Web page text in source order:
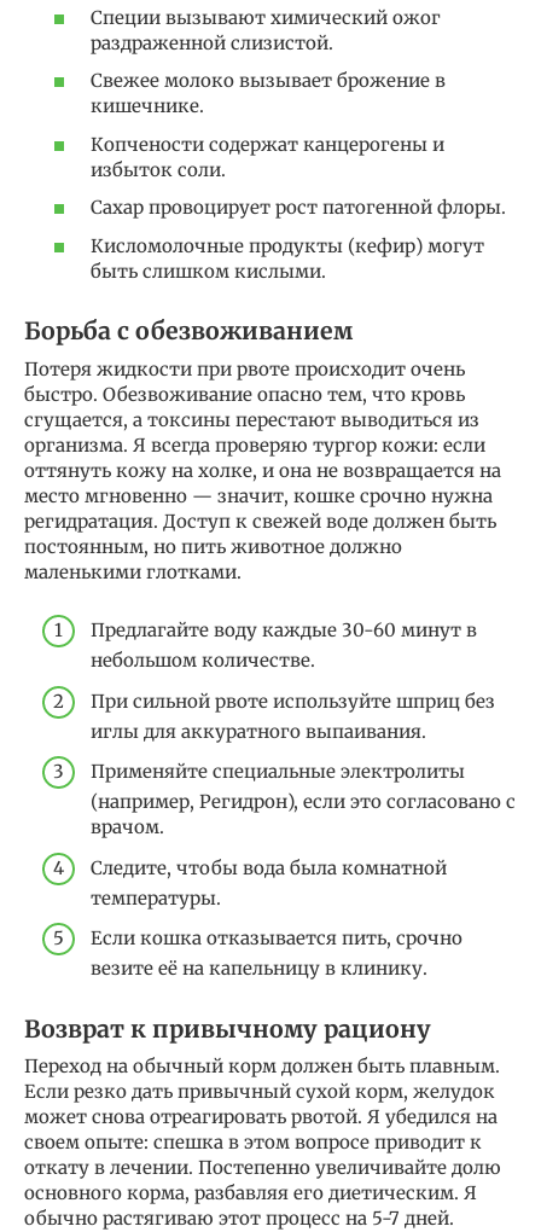
Специи вызывают химический ожог
раздраженной слизистой.
Свежее молоко вызывает брожение в
кишечнике.
Копчености содержат канцерогены и
избыток соли.
Сахар провоцирует рост патогенной флоры.
Кисломолочные продукты (кефир) могут
быть слишком кислыми.
Борьба с обезвоживанием
Потеря жидкости при рвоте происходит очень
быстро. Обезвоживание опасно тем, что кровь
сгущается, а токсины перестают выводиться из
организма. Я всегда проверяю тургор кожи: если
оттянуть кожу на холке, и она не возвращается на
место мгновенно — значит, кошке срочно нужна
регидратация. Доступ к свежей воде должен быть
постоянным, но пить животное должно
маленькими глотками.
Предлагайте воду каждые 30-60 минут в
небольшом количестве.
При сильной рвоте используйте шприц без
иглы для аккуратного выпаивания.
Применяйте специальные электролиты
(например, Регидрон), если это согласовано с
врачом.
Следите, чтобы вода была комнатной
температуры.
Если кошка отказывается пить, срочно
везите её на капельницу в клинику.
Возврат к привычному рациону
Переход на обычный корм должен быть плавным.
Если резко дать привычный сухой корм, желудок
может снова отреагировать рвотой. Я убедился на
своем опыте: спешка в этом вопросе приводит к
откату в лечении. Постепенно увеличивайте долю
основного корма, разбавляя его диетическим. Я
обычно растягиваю этот процесс на 5-7 дней.